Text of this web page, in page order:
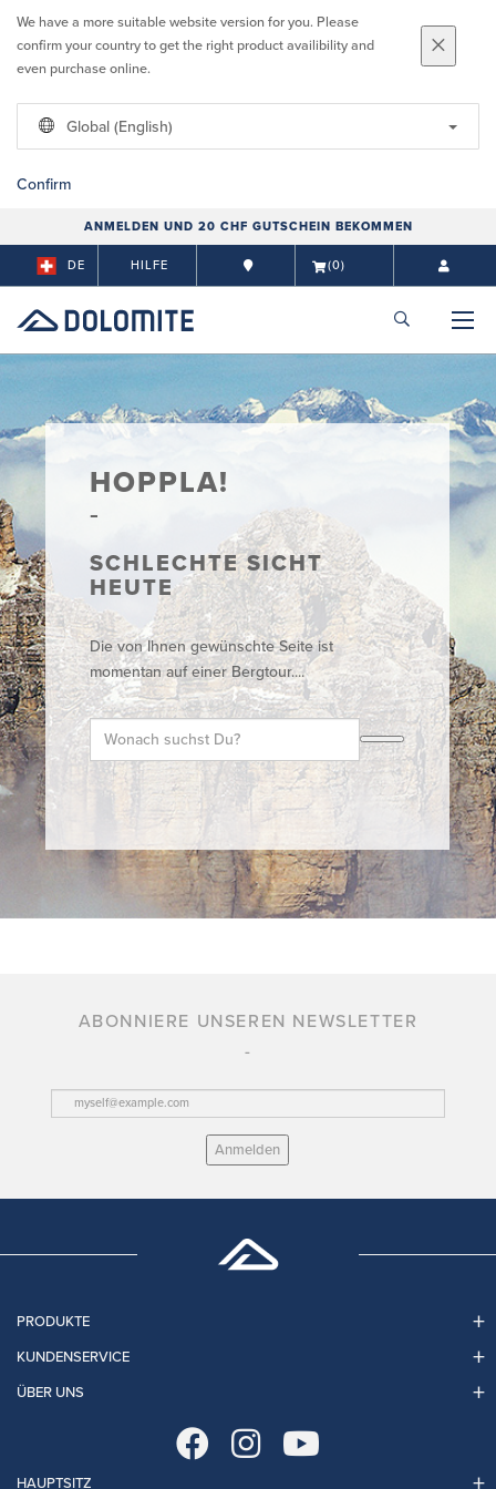
We have a more suitable website version for you. Please
confirm your country to get the right product availibility and
even purchase online.
Global (English)
Confirm
ANMELDEN UND 20 CHF GUTSCHEIN BEKOMMEN
DE HILFE (0)
HOPPLA!
SCHLECHTE SICHT
HEUTE
Die von Ihnen gewünschte Seite ist
momentan auf einer Bergtour....
ABONNIERE UNSEREN NEWSLETTER
Anmelden
PRODUKTE
KUNDENSERVICE
ÜBER UNS
HAUPTSITZ